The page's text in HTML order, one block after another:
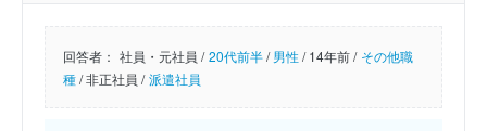
回答者： 社員・元社員 / 20代前半/男性/14年前 / その他職
種/非正社員 / 派遣社員